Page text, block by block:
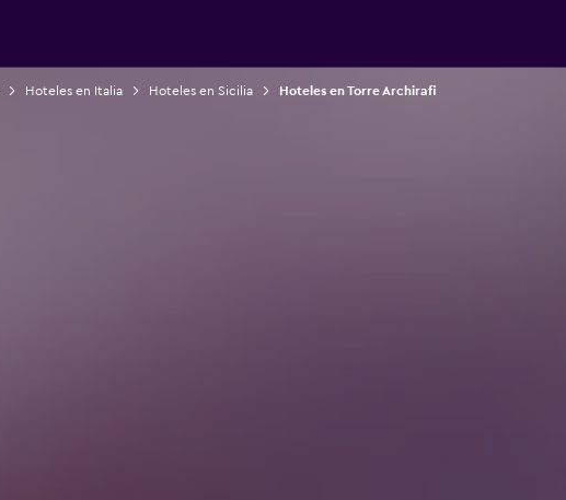
Hoteles en Italia Hoteles en Sicilia Hoteles en Torre Archirafi